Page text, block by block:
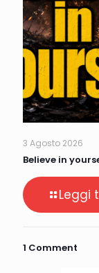
3 Agosto 2026
Believe in
Leggi
1 Comment